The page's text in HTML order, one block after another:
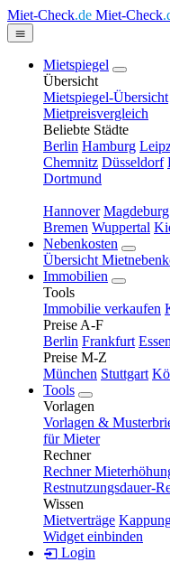
Miet-Check.de Miet-Check
Mietspiegel
Übersicht
Mietspiegel-Übersicht
Mietpreisvergleich
Beliebte Städte
Berlin Hamburg
Chemnitz Düsseldorf
Dortmund
Hannover Magdeburg
Bremen Wuppertal
Nebenkosten
Übersicht
Immobilien
Tools
Immobilie verkaufen
Preise A-F
Berlin Frankfurt Essen
Preise M-Z
München Stuttgart
Tools
Vorlagen
Vorlagen &
für Mieter
Rechner
Rechner
Restnutzungsdauer-
Wissen
Mietverträge
Widget einbinden
Login